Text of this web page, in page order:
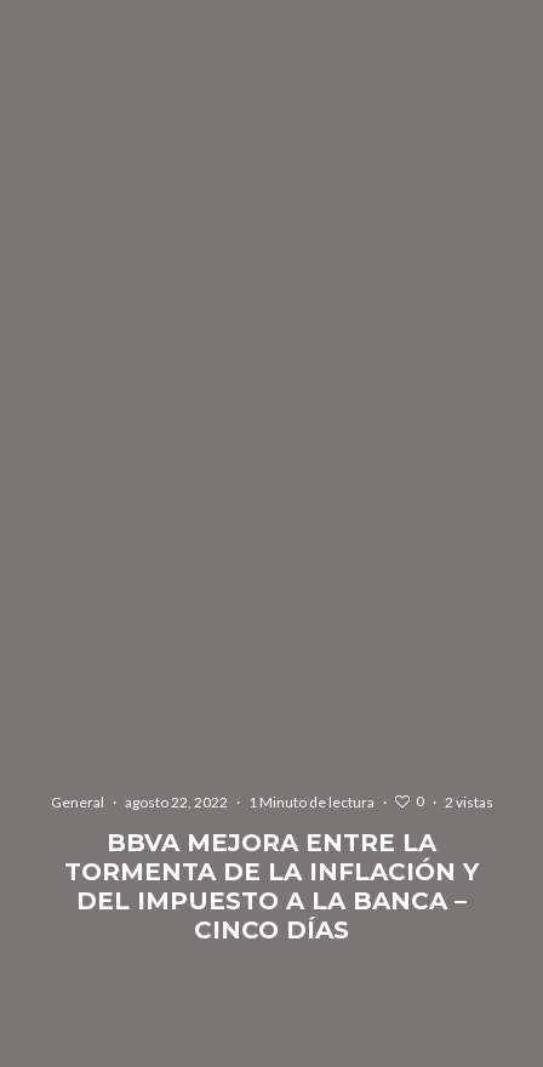
General · agosto 22, 2022 · 1 Minuto de lectura · 0 · 2 vistas
BBVA MEJORA ENTRE LA
TORMENTA DE LA INFLACIÓN Y
DEL IMPUESTO A LA BANCA –
CINCO DÍAS